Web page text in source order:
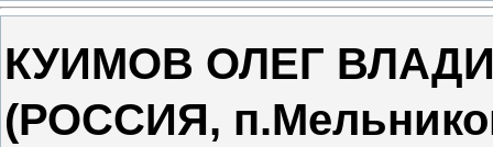
КУИМОВ ОЛЕГ
(РОССИЯ,